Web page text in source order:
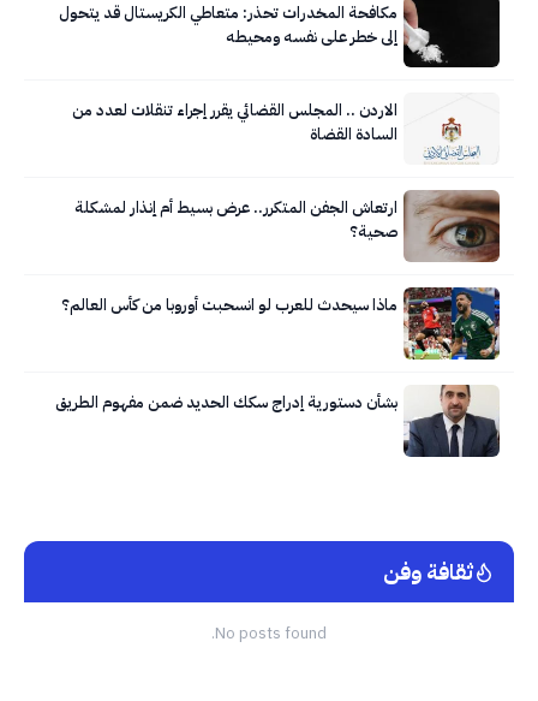
مكافحة المخدرات تحذر: متعاطي الكريستال قد يتحول
إلى خطر على نفسه ومحيطه
الاردن .. المجلس القضائي يقرر إجراء تنقلات لعدد من
السادة القضاة
ارتعاش الجفن المتكرر.. عرض بسيط أم إنذار لمشكلة
صحية؟
ماذا سيحدث للعرب لو انسحبت أوروبا من كأس العالم؟
بشأن دستورية إدراج سكك الحديد ضمن مفهوم الطريق
ثقافة وفن
No posts found.